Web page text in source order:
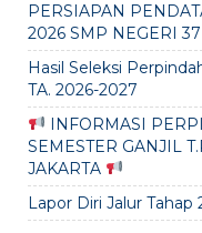
PERSIAPAN
2026 SMP NEGERI
Hasil Seleksi
TA. 2026-2027
INFORMASI
SEMESTER GANJIL
JAKARTA
Lapor Diri Jalur Tahap